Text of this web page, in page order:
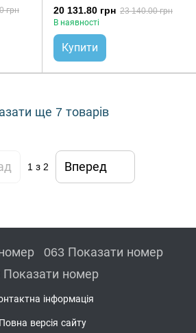
грн
20 131.80 грн 23 140.00 грн
В наявності
Купити
ще 7 товарів
1 з 2 Вперед
063 Показати номер
Показати номер
інформація
Повна версія сайту